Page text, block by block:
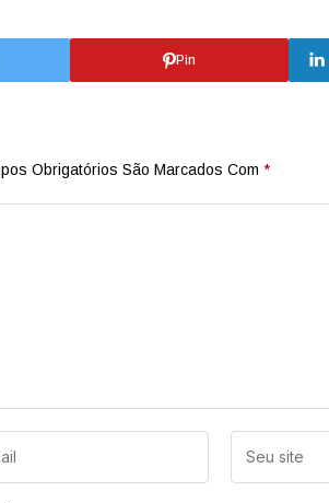
Pin
Obrigatórios São Marcados Com *